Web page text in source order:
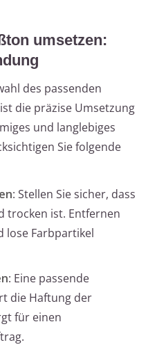
umsetzen:
des passenden
die präzise Umsetzung
und langlebiges
Sie folgende
: Stellen Sie sicher, dass
trocken ist. Entfernen
lose Farbpartikel
: Eine passende
die Haftung der
für einen